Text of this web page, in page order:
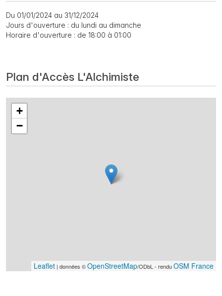
Du 01/01/2024 au 31/12/2024
Jours d'ouverture : du lundi au dimanche
Horaire d'ouverture : de 18:00 à 01:00
Plan d'Accès L'Alchimiste
+
−
Leaflet | données ©OpenStreetMap/ODbL - renduOSM France